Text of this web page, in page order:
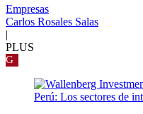
Empresas
Carlos Rosales Salas
PLUS
G